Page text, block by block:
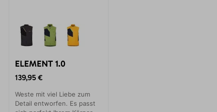
ELEMENT 1.0
139,95 €
Weste mit viel Liebe zum
Detail entworfen. Es passt